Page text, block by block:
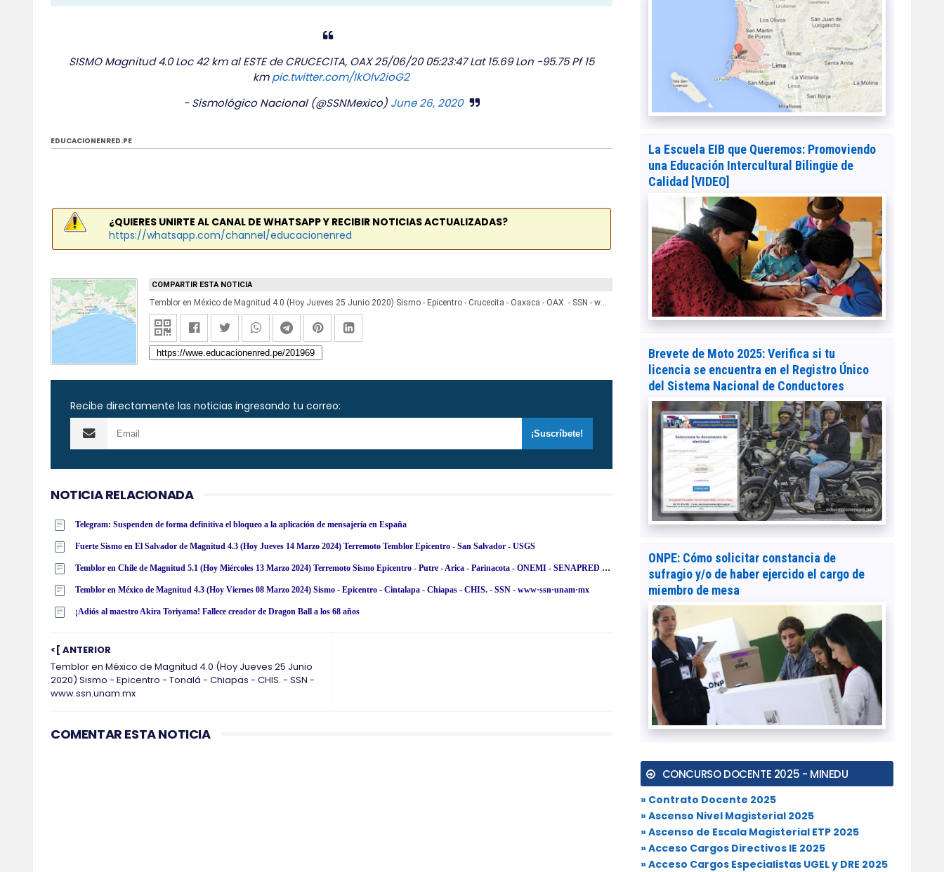
SISMO Magnitud 4.0 Loc 42 km al ESTE de CRUCECITA, OAX 25/06/20 05:23:47 Lat 15.69 Lon -95.75 Pf 15
kmpic.twitter.com/IkOlv2ioG2
- Sismológico Nacional (@SSNMexico) June 26, 2020
EDUCACIONENRED.PE
¿QUIERES UNIRTE AL CANAL DE WHATSAPP Y RECIBIR NOTICIAS ACTUALIZADAS?
https://whatsapp.com/channel/educacionenred
COMPARTIR ESTA NOTICIA
Temblor en México de Magnitud 4.0 (Hoy Jueves 25 Junio 2020) Sismo - Epicentro - Crucecita - Oaxaca - OAX. - SSN - www.ssn.unam.mx
Recibe directamente las noticias ingresando tu correo:
NOTICIA RELACIONADA
Telegram: Suspenden de forma definitiva el bloqueo a la aplicación de mensajería en España
Fuerte Sismo en El Salvador de Magnitud 4.3 (Hoy Jueves 14 Marzo 2024) Terremoto Temblor Epicentro - San Salvador - USGS
Temblor en Chile de Magnitud 5.1 (Hoy Miércoles 13 Marzo 2024) Terremoto Sismo Epicentro - Putre - Arica - Parinacota - ONEMI - SENAPRED [ACTUALIZADO]
Temblor en México de Magnitud 4.3 (Hoy Viernes 08 Marzo 2024) Sismo - Epicentro - Cintalapa - Chiapas - CHIS. - SSN - www·ssn·unam·mx
¡Adiós al maestro Akira Toriyama! Fallece creador de Dragon Ball a los 68 años
<[ ANTERIOR
Temblor en México de Magnitud 4.0 (Hoy Jueves 25 Junio
2020) Sismo - Epicentro - Tonalá - Chiapas - CHIS. - SSN -
www.ssn.unam.mx
COMENTAR ESTA NOTICIA
La Escuela EIB que Queremos: Promoviendo
una Educación Intercultural Bilingüe de
Calidad [VIDEO]
Brevete de Moto 2025: Verifica si tu
licencia se encuentra en el Registro Único
del Sistema Nacional de Conductores
ONPE: Cómo solicitar constancia de
sufragio y/o de haber ejercido el cargo de
miembro de mesa
CONCURSO DOCENTE 2025 - MINEDU
» Contrato Docente 2025
» Ascenso Nivel Magisterial 2025
» Ascenso de Escala Magisterial ETP 2025
» Acceso Cargos Directivos IE 2025
» Acceso Cargos Especialistas UGEL y DRE 2025